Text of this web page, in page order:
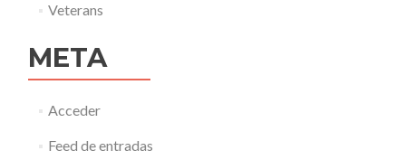
Veterans
META
Acceder
Feed de entradas